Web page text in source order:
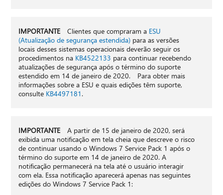
IMPORTANTEClientes que compraram a ESU
(Atualização de segurança estendida)para as versões
locais desses sistemas operacionais deverão seguir os
procedimentos na KB4522133 para continuar recebendo
atualizações de segurança após o término do suporte
estendido em 14 de janeiro de 2020. Para obter mais
informações sobre a ESU e quais edições têm suporte,
consulte KB4497181 .
IMPORTANTEA partir de 15 de janeiro de 2020, será
exibida uma notificação em tela cheia que descreve o risco
de continuar usando o Windows 7 Service Pack 1 após o
término do suporte em 14 de janeiro de 2020. A
notificação permanecerá na tela até o usuário interagir
com ela. Essa notificação aparecerá apenas nas seguintes
edições do Windows 7 Service Pack 1: